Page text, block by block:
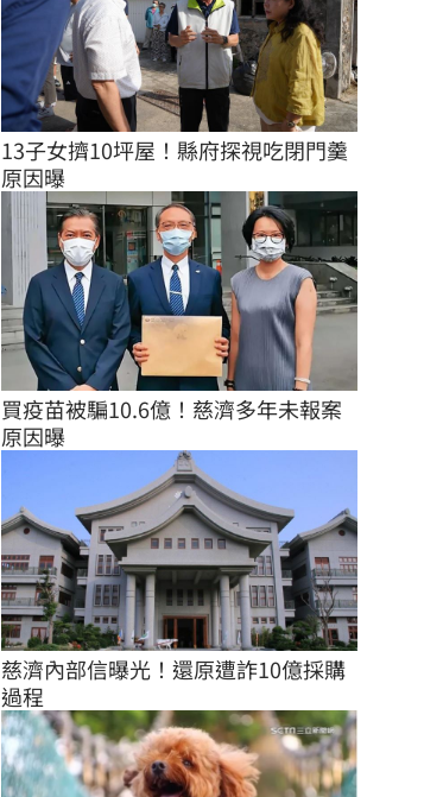
13子女擠10坪屋！縣府探視吃閉門羹
原因曝
買疫苗被騙10.6億！慈濟多年未報案
原因曝
慈濟內部信曝光！還原遭詐10億採購
過程